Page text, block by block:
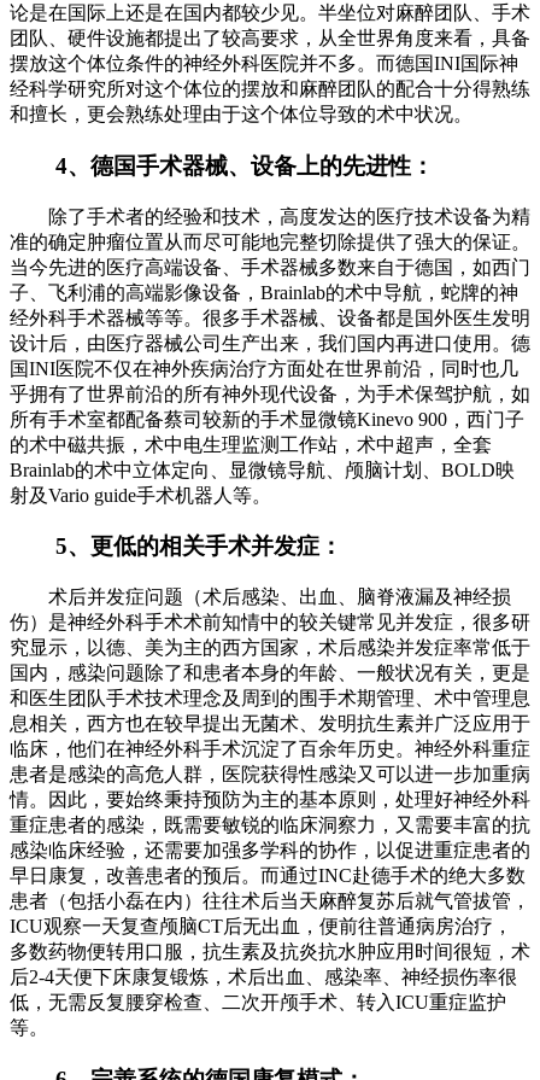
论是在国际上还是在国内都较少见。半坐位对麻醉团队、手术
团队、硬件设施都提出了较高要求，从全世界角度来看，具备
摆放这个体位条件的神经外科医院并不多。而德国INI国际神
经科学研究所对这个体位的摆放和麻醉团队的配合十分得熟练
和擅长，更会熟练处理由于这个体位导致的术中状况。
4、德国手术器械、设备上的先进性：
除了手术者的经验和技术，高度发达的医疗技术设备为精
准的确定肿瘤位置从而尽可能地完整切除提供了强大的保证。
当今先进的医疗高端设备、手术器械多数来自于德国，如西门
子、飞利浦的高端影像设备，Brainlab的术中导航，蛇牌的神
经外科手术器械等等。很多手术器械、设备都是国外医生发明
设计后，由医疗器械公司生产出来，我们国内再进口使用。德
国INI医院不仅在神外疾病治疗方面处在世界前沿，同时也几
乎拥有了世界前沿的所有神外现代设备，为手术保驾护航，如
所有手术室都配备蔡司较新的手术显微镜Kinevo 900，西门子
的术中磁共振，术中电生理监测工作站，术中超声，全套
Brainlab的术中立体定向、显微镜导航、颅脑计划、BOLD映
射及Vario guide手术机器人等。
5、更低的相关手术并发症：
术后并发症问题（术后感染、出血、脑脊液漏及神经损
伤）是神经外科手术术前知情中的较关键常见并发症，很多研
究显示，以德、美为主的西方国家，术后感染并发症率常低于
国内，感染问题除了和患者本身的年龄、一般状况有关，更是
和医生团队手术技术理念及周到的围手术期管理、术中管理息
息相关，西方也在较早提出无菌术、发明抗生素并广泛应用于
临床，他们在神经外科手术沉淀了百余年历史。神经外科重症
患者是感染的高危人群，医院获得性感染又可以进一步加重病
情。因此，要始终秉持预防为主的基本原则，处理好神经外科
重症患者的感染，既需要敏锐的临床洞察力，又需要丰富的抗
感染临床经验，还需要加强多学科的协作，以促进重症患者的
早日康复，改善患者的预后。而通过INC赴德手术的绝大多数
患者（包括小磊在内）往往术后当天麻醉复苏后就气管拔管，
ICU观察一天复查颅脑CT后无出血，便前往普通病房治疗，
多数药物便转用口服，抗生素及抗炎抗水肿应用时间很短，术
后2-4天便下床康复锻炼，术后出血、感染率、神经损伤率很
低，无需反复腰穿检查、二次开颅手术、转入ICU重症监护
等。